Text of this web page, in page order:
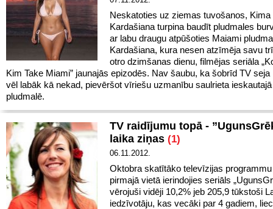
Neskatoties uz ziemas tuvošanos, Kima
Kardašiana turpina baudīt pludmales
ar labu draugu atpūšoties Maiami
Kardašiana, kura nesen atzīmēja savu
otro dzimšanas dienu, filmējas seriāla
Kim Take Miami” jaunajās epizodēs. Nav šaubu, ka šobrīd TV
vēl labāk kā nekad, pievēršot vīriešu uzmanību saulrieta
pludmalē.
TV raidījumu topā -
laika ziņas (1)
06.11.2012.
Oktobra skatītāko televīzijas
pirmajā vietā ierindojies seriāls
vērojuši vidēji 10,2% jeb 205,9 tūkstoši
iedzīvotāju, kas vecāki par 4 gadiem,